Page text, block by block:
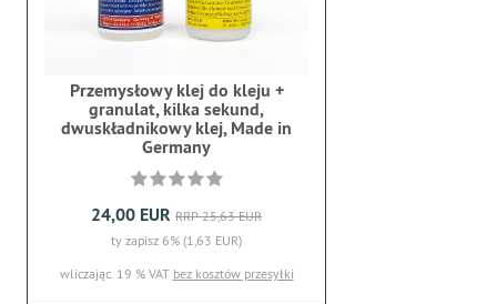
Przemysłowy klej do kleju +
granulat, kilka sekund,
dwuskładnikowy klej, Made in
Germany
24,00 EUR RRP 25,63 EUR
ty zapisz 6% (1,63 EUR)
wliczając. 19 % VAT bez kosztów przesyłki